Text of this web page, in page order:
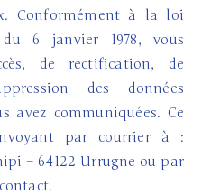
Conformément à la loi
6 janvier 1978, vous
de rectification, de
des données
avez communiquées. Ce
par courrier à :
– 64122 Urrugne ou par